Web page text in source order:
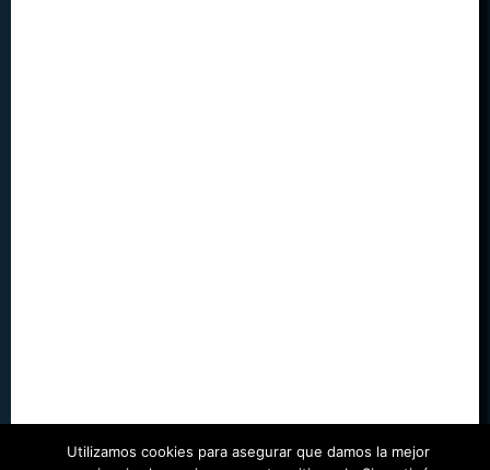
Utilizamos cookies para asegurar que damos la mejor